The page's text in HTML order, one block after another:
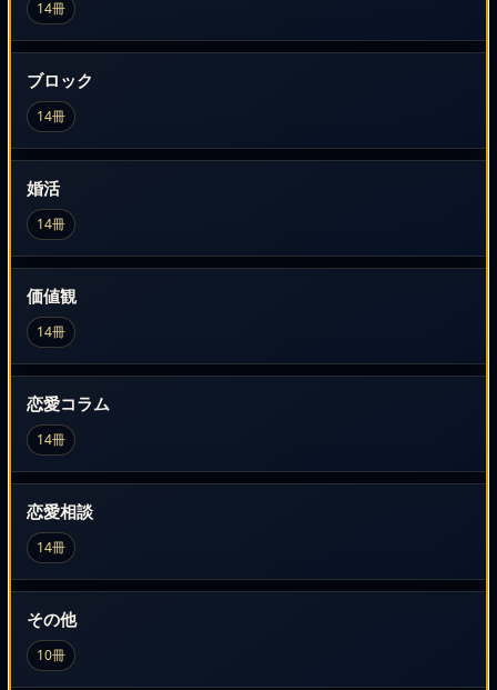
14冊
ブロック
14冊
婚活
14冊
価値観
14冊
恋愛コラム
14冊
恋愛相談
14冊
その他
10冊